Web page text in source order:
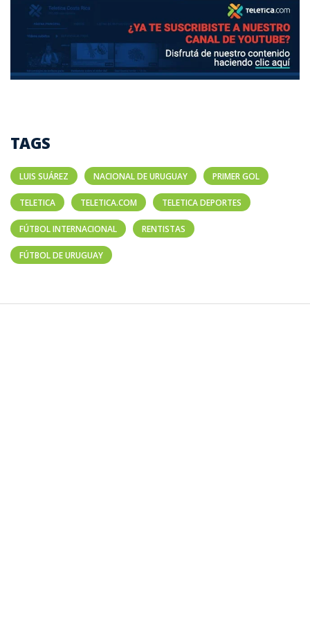
TAGS
LUIS SUÁREZ NACIONAL DE URUGUAY PRIMER GOL
TELETICA TELETICA.COM TELETICA DEPORTES
FÚTBOL INTERNACIONAL RENTISTAS
FÚTBOL DE URUGUAY